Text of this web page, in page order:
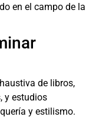
en el campo de la
de libros,
y estudios
y estilismo.